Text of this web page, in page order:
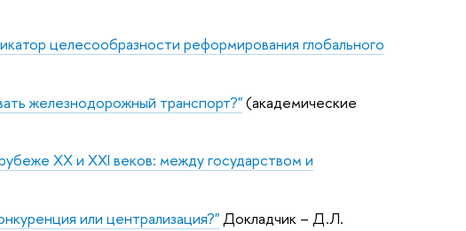
целесообразности реформирования глобального
железнодорожный транспорт?"(академические
XX и XXI веков: между государством и
или централизация?"Докладчик – Д.Л.